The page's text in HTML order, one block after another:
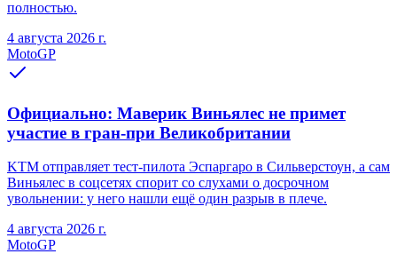
полностью.
4 августа 2026 г.
MotoGP
Официально: Маверик Виньялес не примет
участие в гран-при Великобритании
KTM отправляет тест-пилота Эспаргаро в Сильверстоун, а сам
Виньялес в соцсетях спорит со слухами о досрочном
увольнении: у него нашли ещё один разрыв в плече.
4 августа 2026 г.
MotoGP